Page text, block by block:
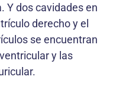
Y dos cavidades en
derecho y el
se encuentran
y las